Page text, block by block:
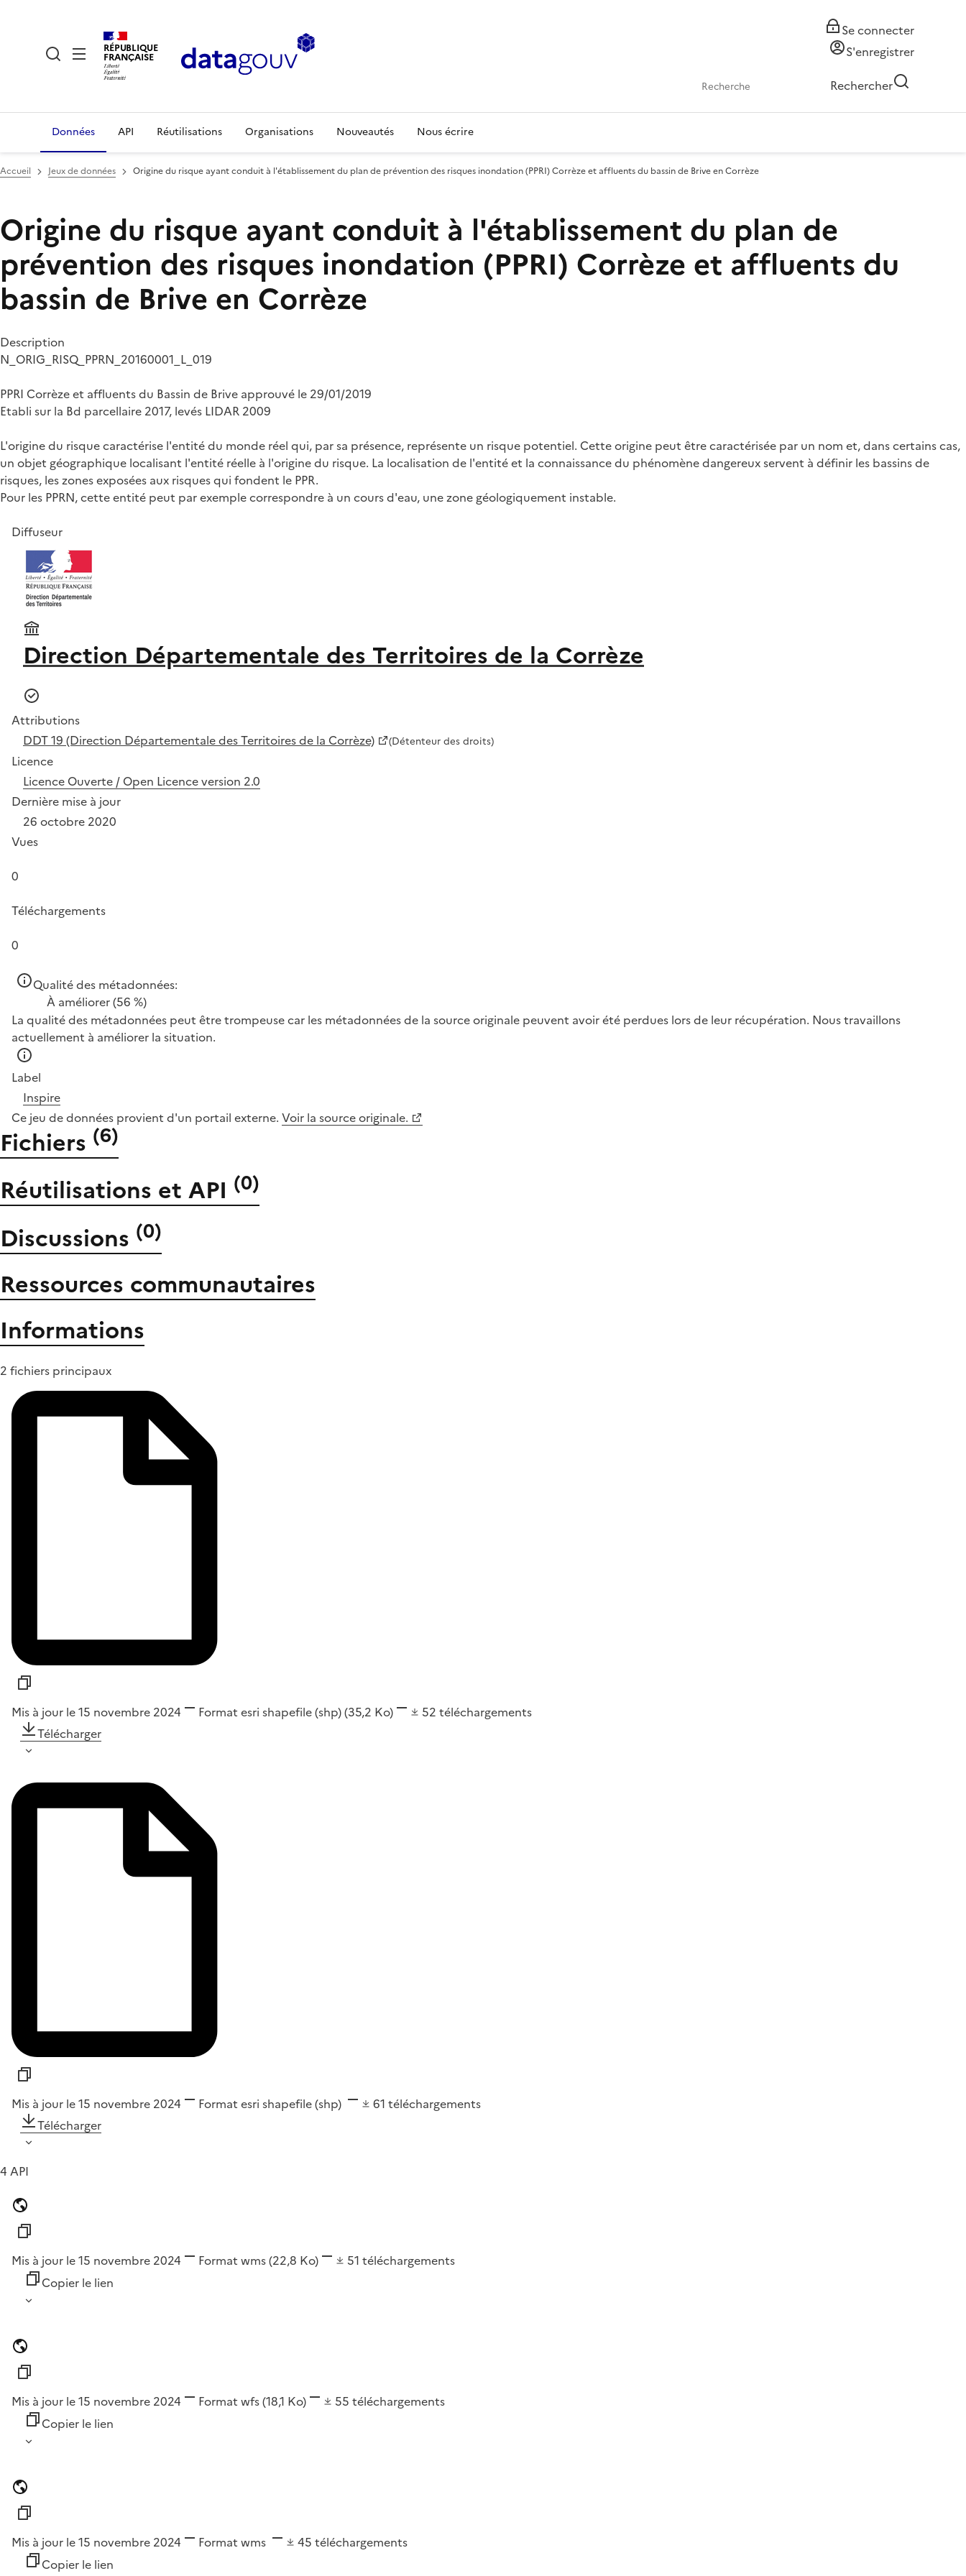
RÉPUBLIQUE
FRANÇAISE
Se connecter
S'enregistrer
Rechercher
Données API Réutilisations Organisations Nouveautés Nous écrire
Accueil Jeux de données Origine du risque ayant conduit à l'établissement du plan de prévention des risques inondation (PPRI) Corrèze et affluents du bassin de Brive en Corrèze
Origine du risque ayant conduit à l'établissement du plan de
prévention des risques inondation (PPRI) Corrèze et affluents du
bassin de Brive en Corrèze
Description
N_ORIG_RISQ_PPRN_20160001_L_019
PPRI Corrèze et affluents du Bassin de Brive approuvé le 29/01/2019
Etabli sur la Bd parcellaire 2017, levés LIDAR 2009
L'origine du risque caractérise l'entité du monde réel qui, par sa présence, représente un risque potentiel. Cette origine peut être caractérisée par un nom et, dans certains cas,
un objet géographique localisant l'entité réelle à l'origine du risque. La localisation de l'entité et la connaissance du phénomène dangereux servent à définir les bassins de
risques, les zones exposées aux risques qui fondent le PPR.
Pour les PPRN, cette entité peut par exemple correspondre à un cours d'eau, une zone géologiquement instable.
Diffuseur
Direction Départementale des Territoires de la Corrèze
Attributions
DDT 19 (Direction Départementale des Territoires de la Corrèze)
(Détenteur des droits)
Licence
Licence Ouverte / Open Licence version 2.0
Dernière mise à jour
26 octobre 2020
Vues
0
Téléchargements
0
Qualité des métadonnées:
À améliorer(56 %)
La qualité des métadonnées peut être trompeuse car les métadonnées de la source originale peuvent avoir été perdues lors de leur récupération. Nous travaillons
actuellement à améliorer la situation.
Label
Inspire
Ce jeu de données provient d'un portail externe. Voir la source originale.
Fichiers (6)
Réutilisations et API (0)
Discussions (0)
Ressources communautaires
Informations
2 fichiers principaux
Mis à jour le 15 novembre 2024 Format esri shapefile (shp)(35,2 Ko) 52 téléchargements
Télécharger
Mis à jour le 15 novembre 2024 Format esri shapefile (shp) 61 téléchargements
Télécharger
4 API
Mis à jour le 15 novembre 2024 Format wms(22,8 Ko) 51 téléchargements
Copier le lien
Mis à jour le 15 novembre 2024 Format wfs(18,1 Ko) 55 téléchargements
Copier le lien
Mis à jour le 15 novembre 2024 Format wms 45 téléchargements
Copier le lien